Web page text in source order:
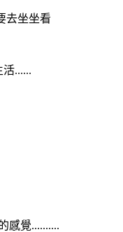
去坐坐看
......
感覺..........